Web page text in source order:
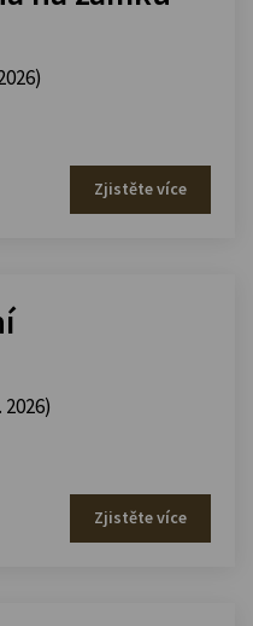
Zjistěte více
Zjistěte více